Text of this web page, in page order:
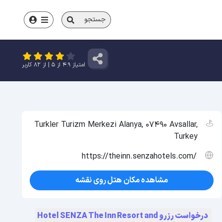
جستجو
امتیاز 4.9 از 5 | از 82 کاربر
Turkler Turizm Merkezi Alanya, 07490 Avsallar,
Turkey
https://theinn.senzahotels.com/
مشاهده مکان هتل روی نقشه
درخواست رزرو Hotel SENZA The Inn Resort and